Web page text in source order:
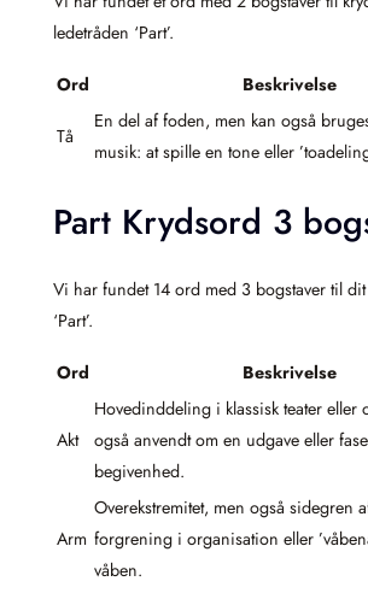
ledetråden ‘Part’.
Ord Beskrivelse
Tå
En del af foden, men kan også
musik: at spille en tone eller
Part Krydsord 3
Vi har fundet 14 ord med 3 bogstaver til
‘Part’.
Ord Beskrivelse
Akt
Hovedinddeling i klassisk teater eller
også anvendt om en udgave eller
begivenhed.
Arm
Overekstremitet, men også sidegren
forgrening i organisation eller
våben.